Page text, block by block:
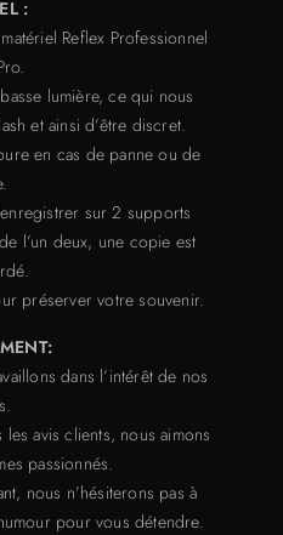
:
Reflex Professionnel
lumière, ce qui nous
et ainsi d’être discret.
en cas de panne ou de
sur 2 supports
l’un deux, une copie est
préserver votre souvenir.
dans l’intérêt de nos
avis clients, nous aimons
passionnés.
nous n’hésiterons pas à
pour vous détendre.